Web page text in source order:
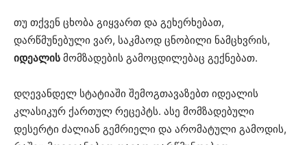
თუ თქვენ ცხობა გიყვართ და გეხერხებათ,
დარწმუნებული ვარ, საკმაოდ ცნობილი ნამცხვრის,
იდეალის მომზადების გამოცდილებაც გექნებათ.
დღევანდელ სტატიაში შემოგთავაზებთ იდეალის
კლასიკურ ქართულ რეცეპტს. ასე მომზადებული
დესერტი ძალიან გემრიელი და არომატული გამოდის,